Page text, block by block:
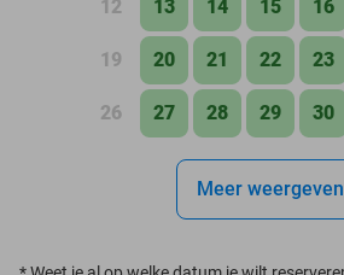
12 13 14 15 16
19 20 21 22 23
26 27 28 29 30
Meer weergeven